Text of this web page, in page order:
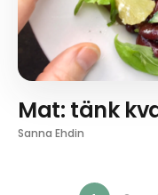
Mat: tänk
Sanna Ehdin